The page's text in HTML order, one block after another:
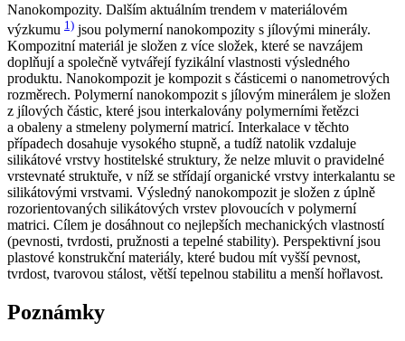
Nanokompozity. Dalším aktuálním trendem v materiálovém
výzkumu 1) jsou polymernínanokompozity s jílovými minerály.
Kompozitnímateriál je složen z více složek, které se navzájem
doplňují a společně vytvářejí fyzikální vlastnosti výsledného
produktu. Nanokompozit je kompozit s částicemi o nanometrových
rozměrech. Polymerní nanokompozit s jílovým minerálem je složen
z jílových částic, které jsou interkalovány polymerními řetězci
a obaleny a stmeleny polymerní matricí. Interkalace v těchto
případech dosahuje vysokého stupně, a tudíž natolik vzdaluje
silikátové vrstvy hostitelské struktury, že nelze mluvit o pravidelné
vrstevnaté struktuře, v níž se střídají organické vrstvy interkalantu se
silikátovými vrstvami. Výsledný nanokompozit je složen z úplně
rozorientovaných silikátových vrstev plovoucích v polymerní
matrici. Cílem je dosáhnout co nejlepších mechanických vlastností
(pevnosti, tvrdosti, pružnosti a tepelné stability). Perspektivní jsou
plastové konstrukční materiály, které budou mít vyšší pevnost,
tvrdost, tvarovou stálost, větší tepelnou stabilitu a menší hořlavost.
Poznámky